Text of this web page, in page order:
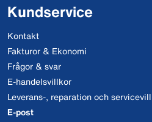
Kundservice
Kontakt
Fakturor & Ekonomi
Frågor & svar
E-handelsvillkor
Leverans-, reparation och
E-post